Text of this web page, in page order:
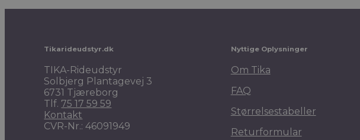
Tikarideudstyr.dk
TIKA-Rideudstyr
Solbjerg Plantagevej 3
6731 Tjæreborg
Tlf. 75 17 59 59
Kontakt
CVR-Nr.: 46091949
Nyttige Oplysninger
Om Tika
FAQ
Størrelsestabeller
Returformular